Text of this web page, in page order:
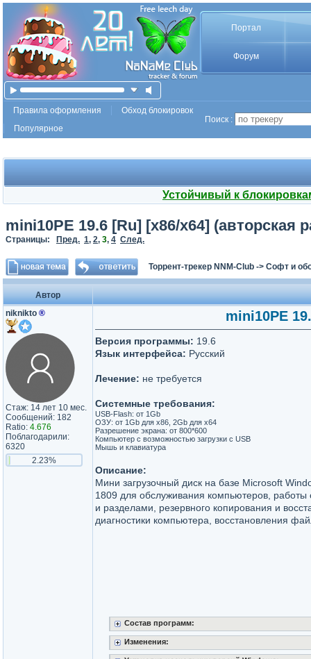
Портал
Форум
Правила оформления
Обход блокировок
Популярное
Поиск :
Устойчивый к
mini10PE 19.6 [Ru] [x86/x64] (авторская
Страницы: Пред. 1, 2, 3, 4 След.
Торрент-трекер NNM-Club -> Софт и
Автор
niknikto ®
Стаж: 14 лет 10 мес.
Сообщений: 182
Ratio: 4.676
Поблагодарили:
6320
2.23%
mini10PE
Версия программы: 19.6
Язык интерфейса: Русский
Лечение: не требуется
Системные требования:
USB-Flash: от 1Gb
ОЗУ: от 1Gb для x86, 2Gb для x64
Разрешение экрана: от 800*600
Компьютер с возможностью загрузки с USB
Мышь и клавиатура
Описание:
Мини загрузочный диск на базе Microsoft
1809 для обслуживания компьютеров, работы
и разделами, резервного копирования и
диагностики компьютера, восстановления
Состав программ:
Изменения: